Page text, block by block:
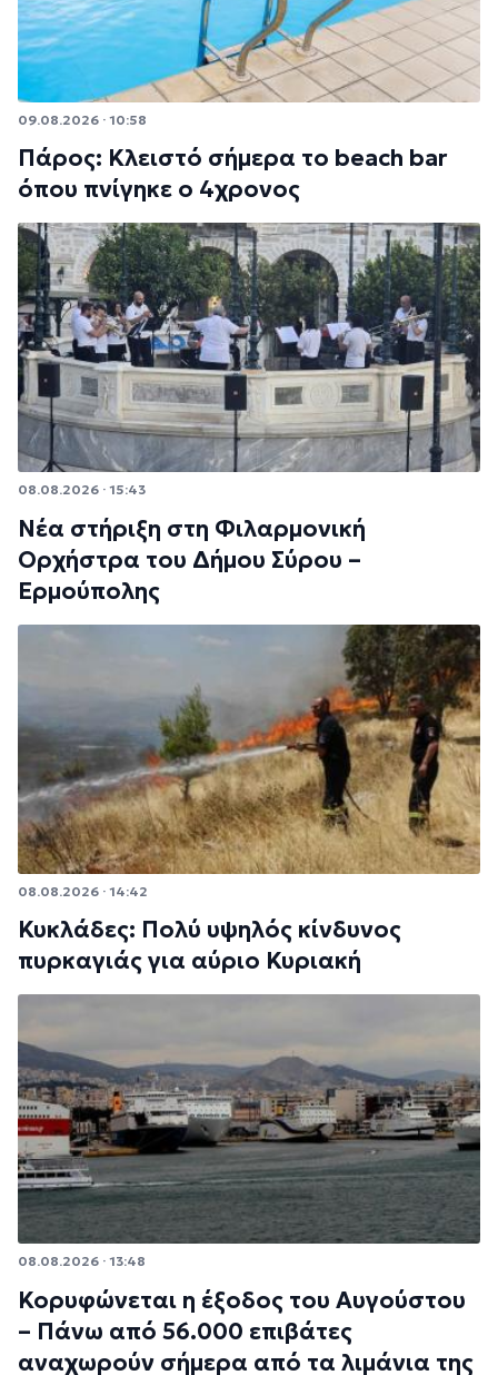
09.08.2026 · 10:58
Πάρος: Κλειστό σήμερα το beach bar
όπου πνίγηκε ο 4χρονος
08.08.2026 · 15:43
Νέα στήριξη στη Φιλαρμονική
Ορχήστρα του Δήμου Σύρου –
Ερμούπολης
08.08.2026 · 14:42
Κυκλάδες: Πολύ υψηλός κίνδυνος
πυρκαγιάς για αύριο Κυριακή
08.08.2026 · 13:48
Κορυφώνεται η έξοδος του Αυγούστου
– Πάνω από 56.000 επιβάτες
αναχωρούν σήμερα από τα λιμάνια της